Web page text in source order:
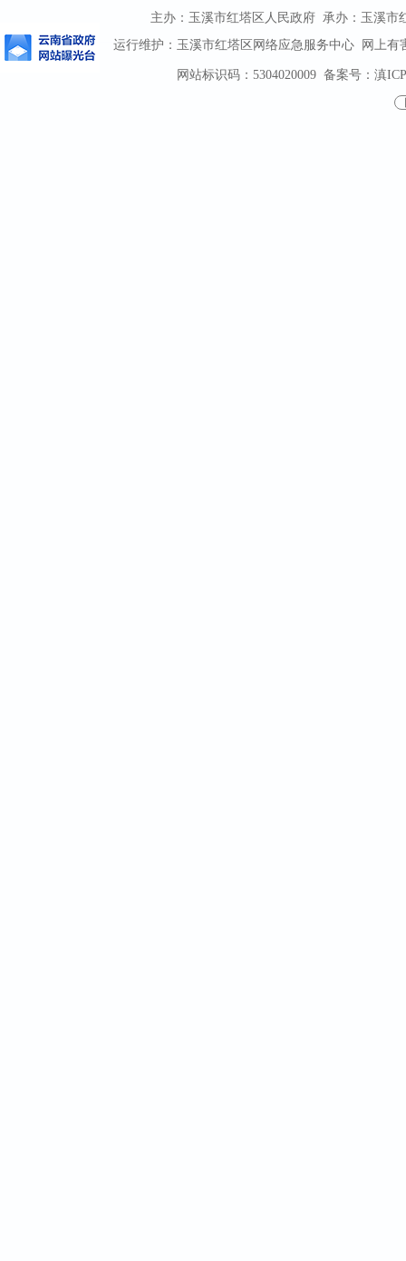
主办：玉溪市红塔区人民政府 承办：玉溪市
运行维护：玉溪市红塔区网络应急服务中心 网上有
网站标识码：5304020009备案号：滇